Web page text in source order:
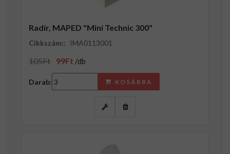
Radír, MAPED "Mini Technic 300"
Cikkszám:: IMA0113001
105Ft 99Ft /db
Darab: KOSÁRBA